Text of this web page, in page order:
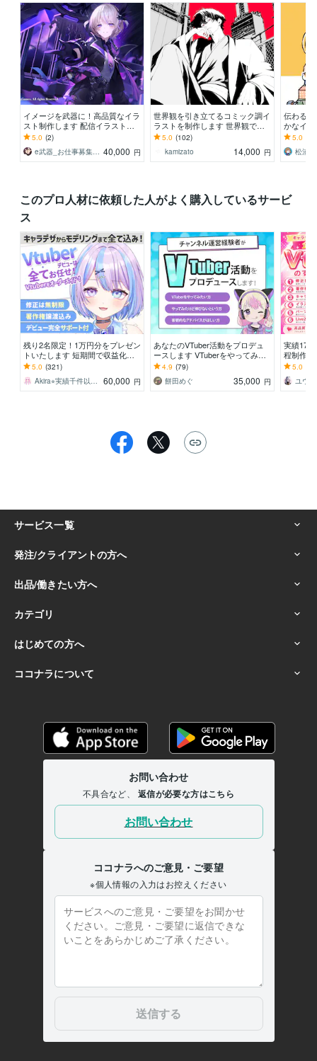
イメージを武器に！高品質なイラ
スト制作します 配信イラスト、
立ち絵、キャラデザまで幅広くお
まかせください！
5.0 (2)
e武器_お仕事募集中！ 40,000 円
世界観を引き立てるコミック調イ
ラストを制作します 世界観で惹
きつける、商用対応の一枚絵をご
提供致します。
5.0 (102)
kamizato
14,000 円
伝わる
かなイ
ラシ・
量注文
5.0
松浦
このプロ人材に依頼した人がよく購入しているサービ
ス
残り2名限定！1万円分をプレゼン
トいたします 短期間で収益化＆
グッズ完売のV実績多数！！著作
権譲渡！
5.0 (321)
Akira⭐︎実績千件以上！
60,000 円
あなたのVTuber活動をプロデュ
ースします VTuberをやってみた
い・やってみたけど伸びないとい
う方へ
4.9 (79)
餅田めぐ
35,000 円
実績
程制作
無制限
安心
5.0